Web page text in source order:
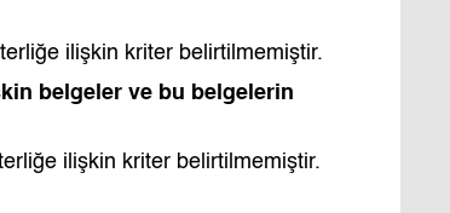
ilişkin kriter belirtilmemiştir.
belgeler ve bu belgelerin
ilişkin kriter belirtilmemiştir.